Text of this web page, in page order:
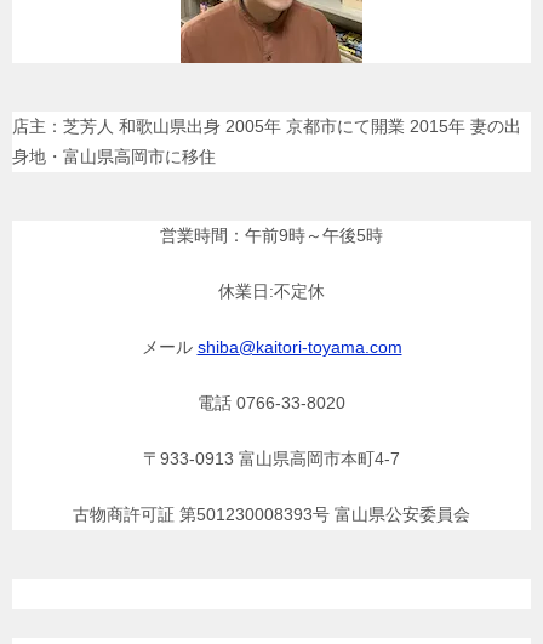
店主：芝芳人 和歌山県出身 2005年 京都市にて開業 2015年 妻の出
身地・富山県高岡市に移住
営業時間：午前9時～午後5時
休業日:不定休
メール shiba@kaitori-toyama.com
電話 0766-33-8020
〒933-0913 富山県高岡市本町4-7
古物商許可証 第501230008393号 富山県公安委員会